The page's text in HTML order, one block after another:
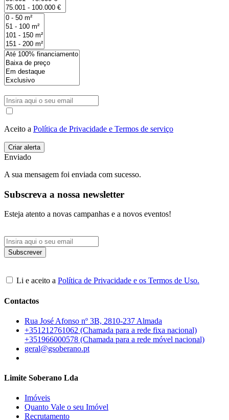
Aceito a Política de Privacidade e Termos de serviço
Enviado
A sua mensagem foi enviada com sucesso.
Subscreva a nossa newsletter
Esteja atento a novas campanhas e a novos eventos!
Li e aceito a Política de Privacidade e os Termos de Uso.
Contactos
Rua José Afonso nº 3B, 2810-237 Almada
+351212761062 (Chamada para a rede fixa nacional)
+351966000578 (Chamada para a rede móvel nacional)
geral@gsoberano.pt
Limite Soberano Lda
Imóveis
Quanto Vale o seu Imóvel
Recrutamento